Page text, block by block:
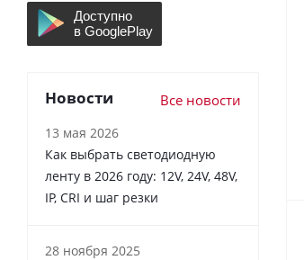
Новости Все новости
13 мая 2026
Как выбрать светодиодную
ленту в 2026 году: 12V, 24V, 48V,
IP, CRI и шаг резки
28 ноября 2025